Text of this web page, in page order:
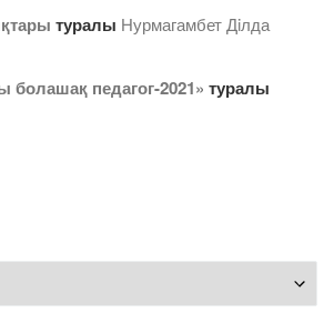
туралы Нурмагамбет Дiлда
болашақ педагог-2021» туралы